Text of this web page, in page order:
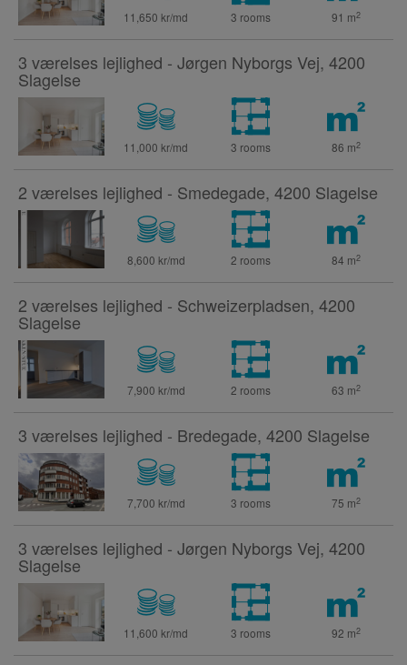
11,650 kr/md 3 rooms 91 m2
3 værelses lejlighed - Jørgen Nyborgs Vej, 4200
Slagelse
11,000 kr/md 3 rooms 86 m2
2 værelses lejlighed - Smedegade, 4200 Slagelse
8,600 kr/md 2 rooms 84 m2
2 værelses lejlighed - Schweizerpladsen, 4200
Slagelse
7,900 kr/md 2 rooms 63 m2
3 værelses lejlighed - Bredegade, 4200 Slagelse
7,700 kr/md 3 rooms 75 m2
3 værelses lejlighed - Jørgen Nyborgs Vej, 4200
Slagelse
11,600 kr/md 3 rooms 92 m2